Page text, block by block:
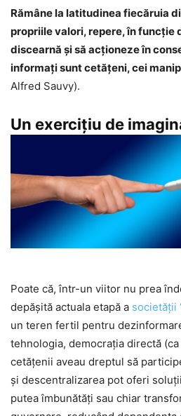
Rămâne la latitudinea fiecăruia
propriile valori, repere, în funcţie
discearnă şi să acţioneze în
informați sunt cetățeni, cei
Alfred Sauvy).
Un exerciţiu de
Poate că, într-un viitor nu prea
depăşită actuala etapă a societăţii
un teren fertil pentru
tehnologia, democrația directă
cetățenii aveau dreptul să
și descentralizarea pot oferi
putea îmbunătăți sau chiar